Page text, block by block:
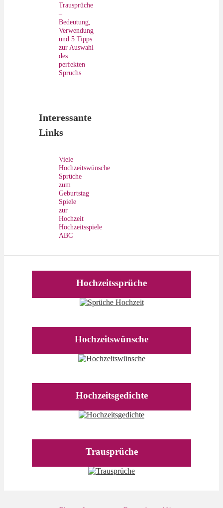
Trausprüche
–
Bedeutung,
Verwendung
und 5 Tipps
zur Auswahl
des
perfekten
Spruchs
Interessante
Links
Viele
Hochzeitswünsche
Sprüche
zum
Geburtstag
Spiele
zur
Hochzeit
Hochzeitsspiele
ABC
Hochzeitssprüche
Hochzeitswünsche
Hochzeitsgedichte
Trausprüche